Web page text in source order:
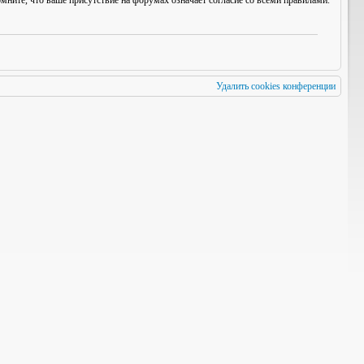
Удалить cookies конференции